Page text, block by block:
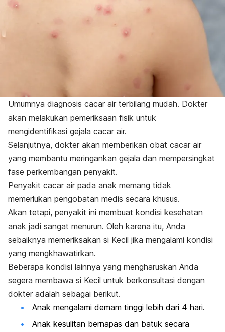
Umumnya diagnosis cacar air terbilang mudah. Dokter
akan melakukan pemeriksaan fisik untuk
mengidentifikasi gejala cacar air.
Selanjutnya, dokter akan memberikan obat cacar air
yang membantu meringankan gejala dan mempersingkat
fase perkembangan penyakit.
Penyakit cacar air pada anak memang tidak
memerlukan pengobatan medis secara khusus.
Akan tetapi, penyakit ini membuat kondisi kesehatan
anak jadi sangat menurun. Oleh karena itu, Anda
sebaiknya memeriksakan si Kecil jika mengalami kondisi
yang mengkhawatirkan.
Beberapa kondisi lainnya yang mengharuskan Anda
segera membawa si Kecil untuk berkonsultasi dengan
dokter adalah sebagai berikut.
Anak mengalami demam tinggi lebih dari 4 hari.
Anak kesulitan bernapas dan batuk secara